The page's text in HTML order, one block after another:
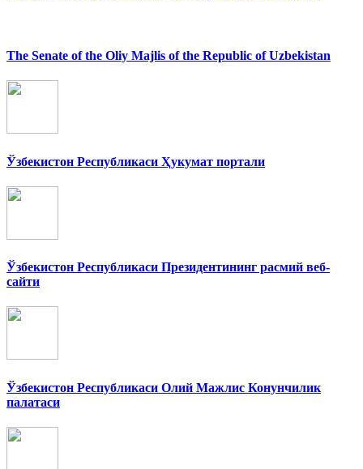
The Senate of the Oliy Majlis of the Republic of Uzbekistan
Ўзбекистон Республикаси Ҳукумат портали
Ўзбекистон Республикаси Президентининг расмий веб-
сайти
Ўзбекистон Республикаси Олий Мажлис Конунчилик
палатаси